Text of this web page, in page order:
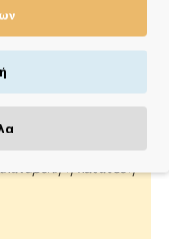
σε 1 - 2 εργάσιμες
ή κατάθεση